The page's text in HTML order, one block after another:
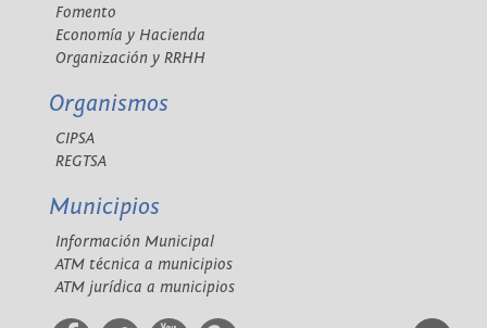
Fomento
Economía y Hacienda
Organización y RRHH
Organismos
CIPSA
REGTSA
Municipios
Información Municipal
ATM técnica a municipios
ATM jurídica a municipios